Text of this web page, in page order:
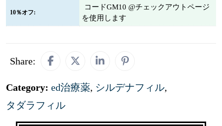
10％オフ:
コードGM10 @チェックアウトページ
を使用します
Share:
Category: ed治療薬, シルデナフィル,
タダラフィル